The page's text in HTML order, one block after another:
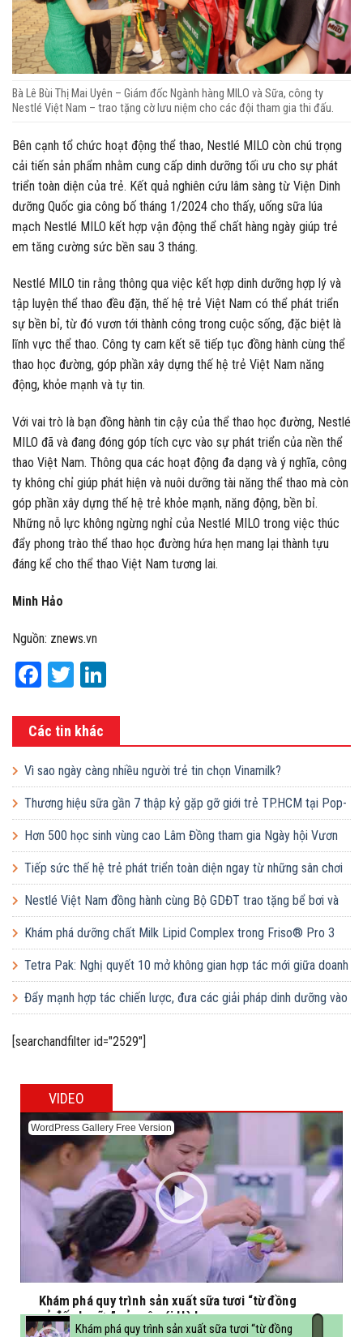
Bà Lê Bùi Thị Mai Uyên – Giám đốc Ngành hàng MILO và Sữa, công ty
Nestlé Việt Nam – trao tặng cờ lưu niệm cho các đội tham gia thi đấu.
Bên cạnh tổ chức hoạt động thể thao, Nestlé MILO còn chú trọng
cải tiến sản phẩm nhằm cung cấp dinh dưỡng tối ưu cho sự phát
triển toàn diện của trẻ. Kết quả nghiên cứu lâm sàng từ Viện Dinh
dưỡng Quốc gia công bố tháng 1/2024 cho thấy, uống sữa lúa
mạch Nestlé MILO kết hợp vận động thể chất hàng ngày giúp trẻ
em tăng cường sức bền sau 3 tháng.
Nestlé MILO tin rằng thông qua việc kết hợp dinh dưỡng hợp lý và
tập luyện thể thao đều đặn, thế hệ trẻ Việt Nam có thể phát triển
sự bền bỉ, từ đó vươn tới thành công trong cuộc sống, đặc biệt là
lĩnh vực thể thao. Công ty cam kết sẽ tiếp tục đồng hành cùng thể
thao học đường, góp phần xây dựng thế hệ trẻ Việt Nam năng
động, khỏe mạnh và tự tin.
Với vai trò là bạn đồng hành tin cậy của thể thao học đường, Nestlé
MILO đã và đang đóng góp tích cực vào sự phát triển của nền thể
thao Việt Nam. Thông qua các hoạt động đa dạng và ý nghĩa, công
ty không chỉ giúp phát hiện và nuôi dưỡng tài năng thể thao mà còn
góp phần xây dựng thế hệ trẻ khỏe mạnh, năng động, bền bỉ.
Những nỗ lực không ngừng nghỉ của Nestlé MILO trong việc thúc
đẩy phong trào thể thao học đường hứa hẹn mang lại thành tựu
đáng kể cho thể thao Việt Nam tương lai.
Minh Hảo
Nguồn: znews.vn
Facebook
Twitter
Các tin khác
Vì sao ngày càng nhiều người trẻ tin chọn Vinamilk?
Thương hiệu sữa gần 7 thập kỷ gặp gỡ giới trẻ TP.HCM tại Pop-
up ‘Thưởng vị hè’
Hơn 500 học sinh vùng cao Lâm Đồng tham gia Ngày hội Vươn
cao Việt Nam
Tiếp sức thế hệ trẻ phát triển toàn diện ngay từ những sân chơi
học đường
Nestlé Việt Nam đồng hành cùng Bộ GDĐT trao tặng bể bơi và
lớp dạy bơi mô hình điểm cho học sinh tại tỉnh Bắc Ninh
Khám phá dưỡng chất Milk Lipid Complex trong Friso® Pro 3
Tetra Pak: Nghị quyết 10 mở không gian hợp tác mới giữa doanh
nghiệp FDI và doanh nghiệp Việt
Đẩy mạnh hợp tác chiến lược, đưa các giải pháp dinh dưỡng vào
[searchandfilter id="2529"]
VIDEO
WordPress Gallery Free Version
Khám phá quy trình sản xuất sữa tươi “từ đồng
cỏ đến ly sữa” của cô gái Hà Lan
Khám phá quy trình sản xuất sữa tươi “từ đồng